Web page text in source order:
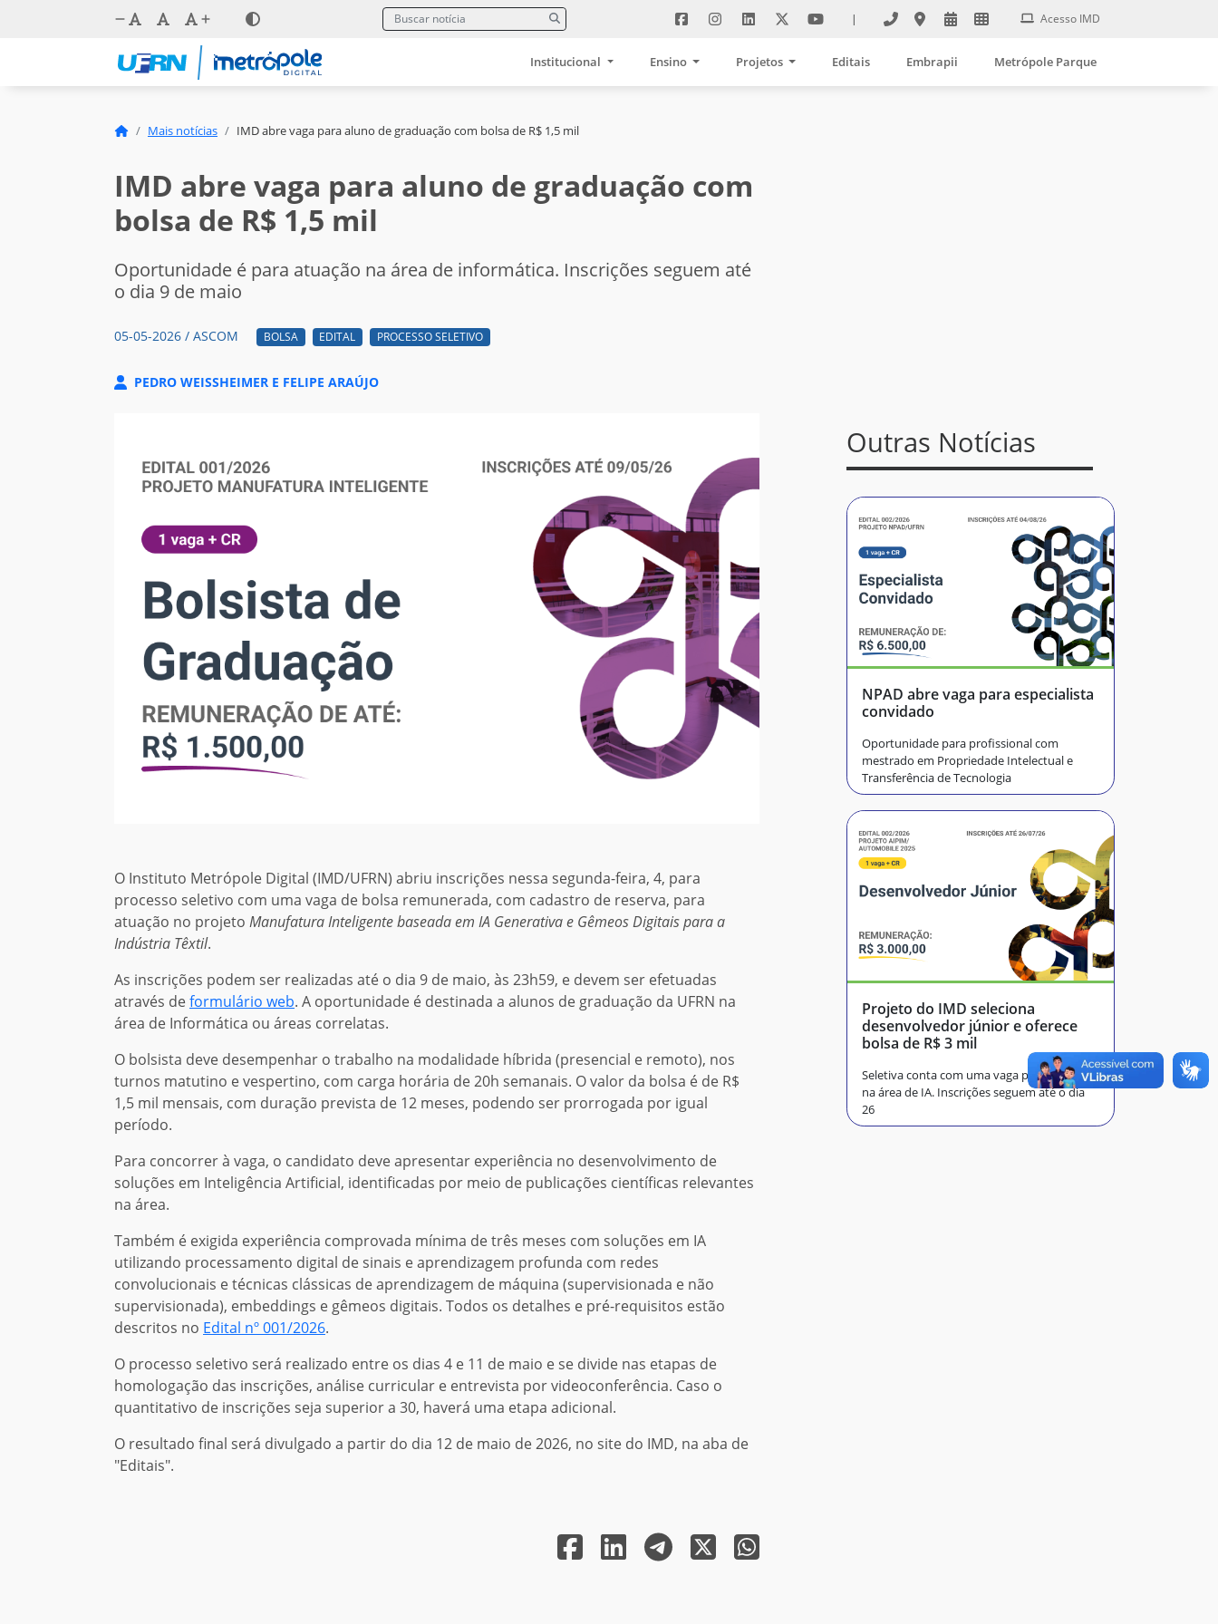
| Acesso IMD
Institucional Ensino Projetos Editais Embrapii Metrópole Parque
Mais notícias IMD abre vaga para aluno de graduação com bolsa de R$ 1,5 mil
IMD abre vaga para aluno de graduação com
bolsa de R$ 1,5 mil
Oportunidade é para atuação na área de informática. Inscrições seguem até
o dia 9 de maio
05-05-2026 / ASCOM BOLSA EDITAL PROCESSO SELETIVO
PEDRO WEISSHEIMER E FELIPE ARAÚJO
O Instituto Metrópole Digital (IMD/UFRN) abriu inscrições nessa segunda-feira, 4, para
processo seletivo com uma vaga de bolsa remunerada, com cadastro de reserva, para
atuação no projeto Manufatura Inteligente baseada em IA Generativa e Gêmeos Digitais para a
Indústria Têxtil.
As inscrições podem ser realizadas até o dia 9 de maio, às 23h59, e devem ser efetuadas
através deformulário web. A oportunidade é destinada a alunos de graduação da UFRN na
área de Informática ou áreas correlatas.
O bolsista deve desempenhar o trabalho na modalidade híbrida (presencial e remoto), nos
turnos matutino e vespertino, com carga horária de 20h semanais. O valor da bolsa é de R$
1,5 mil mensais, com duração prevista de 12 meses, podendo ser prorrogada por igual
período.
Para concorrer à vaga, o candidato deve apresentar experiência no desenvolvimento de
soluções em Inteligência Artificial, identificadas por meio de publicações científicas relevantes
na área.
Também é exigida experiência comprovada mínima de três meses com soluções em IA
utilizando processamento digital de sinais e aprendizagem profunda com redes
convolucionais e técnicas clássicas de aprendizagem de máquina (supervisionada e não
supervisionada), embeddings e gêmeos digitais. Todos os detalhes e pré-requisitos estão
descritos no Edital nº 001/2026.
O processo seletivo será realizado entre os dias 4 e 11 de maio e se divide nas etapas de
homologação das inscrições, análise curricular e entrevista por videoconferência. Caso o
quantitativo de inscrições seja superior a 30, haverá uma etapa adicional.
O resultado final será divulgado a partir do dia 12 de maio de 2026, no site do IMD, na aba de
"Editais".
Outras Notícias
NPAD abre vaga para especialista
convidado
Oportunidade para profissional com
mestrado em Propriedade Intelectual e
Transferência de Tecnologia
Projeto do IMD seleciona
desenvolvedor júnior e oferece
bolsa de R$ 3 mil
Seletiva conta com uma vaga para bolsista
na área de IA. Inscrições seguem até o dia
26